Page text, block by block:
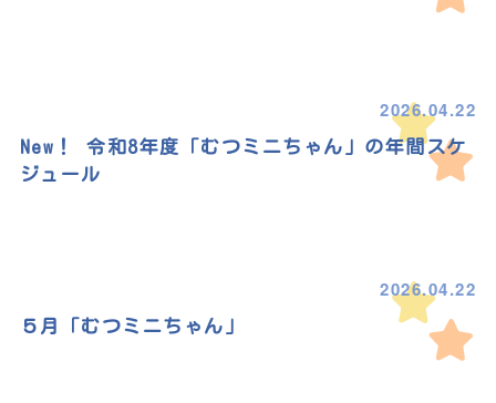
2026.04.22
New！ 令和8年度「むつミニちゃん」の年間スケ
ジュール
2026.04.22
５月「むつミニちゃん」